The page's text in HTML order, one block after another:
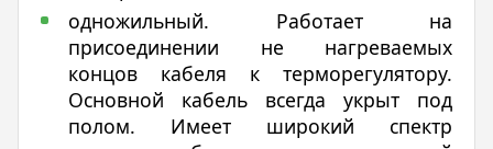
одножильный. Работает на
присоединении не нагреваемых
концов кабеля к терморегулятору.
Основной кабель всегда укрыт под
полом. Имеет широкий спектр